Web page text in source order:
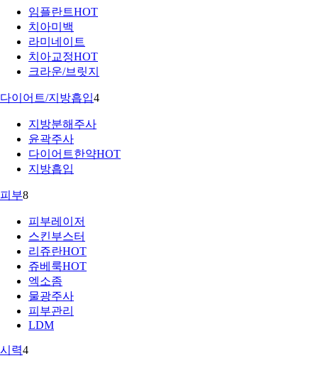
임플란트HOT
치아미백
라미네이트
치아교정HOT
크라운/브릿지
다이어트/지방흡입4
지방분해주사
윤곽주사
다이어트한약HOT
지방흡입
피부8
피부레이저
스킨부스터
리쥬란HOT
쥬베룩HOT
엑소좀
물광주사
피부관리
LDM
시력4